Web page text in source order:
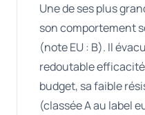
Une de ses plus
son comportement
(note EU : B). Il
redoutable
budget, sa faible
(classée A au label